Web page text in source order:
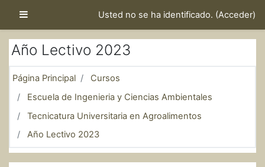
Usted no se ha identificado. (Acceder)
Año Lectivo 2023
Página Principal
Cursos
Escuela de Ingenieria y Ciencias Ambientales
Tecnicatura Universitaria en Agroalimentos
Año Lectivo 2023